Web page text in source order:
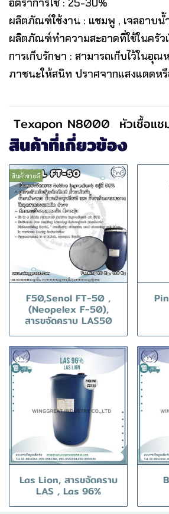
อัตราการใช้ : 25-30%
ผลิตภัณฑ์ใช้งาน : แชมพู , เจลอาบน้
ผลิตภัณฑ์ทำความสะอาดที่ใช้ในครัว
การเก็บรักษา : สามารถเก็บไว้ในอุ
ภาชนะให้สนิท ปราศจากแสงแดดห
Texapon N8000 หัวเชื้อแ
สินค้าที่เกี่ยวข้อง
สินค้าขายดี
F50,Senol FT-50 ,
(Neopelex F-50),
สารขจัดคราบ LAS50
Las Lion, สารขจัดคราบ
LAS , Las 96%